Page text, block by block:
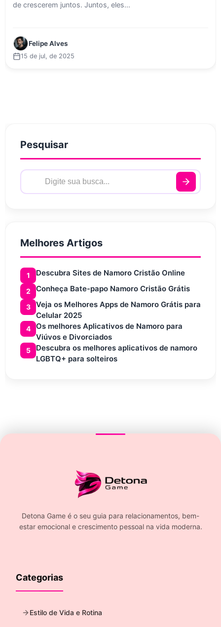
de crescerem juntos. Juntos, eles...
Felipe Alves
15 de jul, de 2025
Pesquisar
Melhores Artigos
1 Descubra Sites de Namoro Cristão Online
2 Conheça Bate-papo Namoro Cristão Grátis
3
Veja os Melhores Apps de Namoro Grátis para
Celular 2025
4
Os melhores Aplicativos de Namoro para
Viúvos e Divorciados
5
Descubra os melhores aplicativos de namoro
LGBTQ+ para solteiros
Detona Game é o seu guia para relacionamentos, bem-
estar emocional e crescimento pessoal na vida moderna.
Categorias
Estilo de Vida e Rotina